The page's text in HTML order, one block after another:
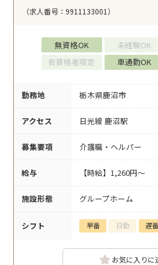
（求人番号：9911133001）
無資格OK 未経験OK
有資格者限定
車通勤OK
勤務地 栃木県鹿沼市
アクセス 日光線 鹿沼駅
募集要項 介護職・ヘルパー
給与 【時給】1,260円～
施設形態 グループホーム
シフト 早番 日勤 遅番
お気に入りに